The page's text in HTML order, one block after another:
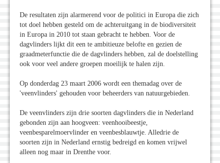
De resultaten zijn alarmerend voor de politici in Europa die zich
tot doel hebben gesteld om de achteruitgang in de biodiversiteit
in Europa in 2010 tot staan gebracht te hebben. Voor de
dagvlinders lijkt dit een te ambitieuze belofte en gezien de
graadmeterfunctie die de dagvlinders hebben, zal de doelstelling
ook voor veel andere groepen moeilijk te halen zijn.
Op donderdag 23 maart 2006 wordt een themadag over de
'veenvlinders' gehouden voor beheerders van natuurgebieden.
De veenvlinders zijn drie soorten dagvlinders die in Nederland
gebonden zijn aan hoogveen: veenhooibeestje,
veenbesparelmoervlinder en veenbesblauwtje. Alledrie de
soorten zijn in Nederland ernstig bedreigd en komen vrijwel
alleen nog maar in Drenthe voor.